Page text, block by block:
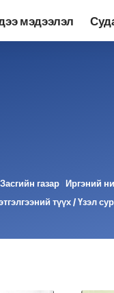
мэдээлэл
Засгийн газар Иргэний
түүх / Үзэл